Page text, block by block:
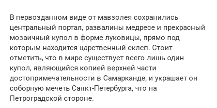
В первозданном виде от мавзолея сохранились
центральный портал, развалины медресе и прекрасный
мозаичный купол в форме луковицы, прямо под
которым находится царственный склеп. Стоит
отметить, что в мире существует всего лишь один
купол, являющийся копией верхней части
достопримечательности в Самарканде, и украшает он
соборную мечеть Санкт-Петербурга, что на
Петроградской стороне.